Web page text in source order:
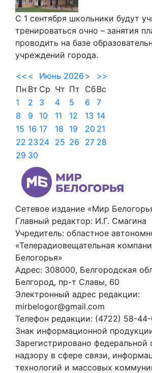
С 1 сентября школьники будут
тренироваться очно – занятия
проводить на базе
учреждений города.
<< < Июнь 2026 >
>>
Пн Вт Ср Чт Пт СбВс
1
2 3 4 5 6
7
8
9 10 11 12 13 14
15 16 17 18 19 20 21
22 23 24 25 26 27 28
29 30
Сетевое издание «Мир
Главный редактор: И.Г. Смагина
Учредитель: областное
«Телерадиовещательная
Белогорья»
Адрес: 308000, Белгородская
Белгород, пр-т Славы, 60
Электронный адрес редакции:
mirbelogor@gmail.com
Телефон редакции: (4722) 58-
Знак информационной
Зарегистрировано федеральной
надзору в сфере связи,
технологий и массовых